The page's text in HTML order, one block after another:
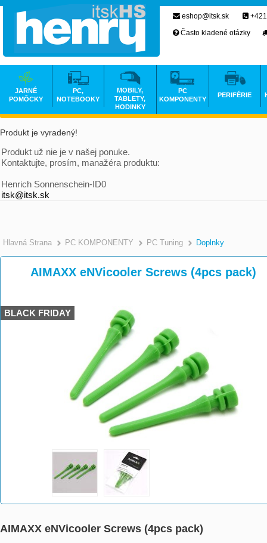
Produkt je vyradený!
Produkt už nie je v našej ponuke.
Kontaktujte, prosím, manažéra produktu:
Henrich Sonnenschein-ID0
itsk@itsk.sk
Hlavná Strana >
PC KOMPONENTY >
PC Tuning >
Doplnky
AIMAXX eNVicooler Screws (4pcs pack)
BLACK FRIDAY
AIMAXX eNVicooler Screws (4pcs pack)
eshop@itsk.sk
Často kladené otázky
JARNÉ
POMÔCKY
PC,
NOTEBOOKY
MOBILY,
TABLETY,
HODINKY
PC
KOMPONENTY
PERIFÉRIE